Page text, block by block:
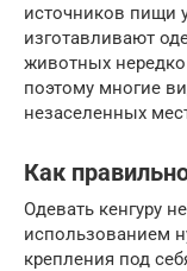
источников пищи
изготавливают
животных нередко
поэтому многие
незаселенных
Как
Одевать кенгуру
использованием
крепления под